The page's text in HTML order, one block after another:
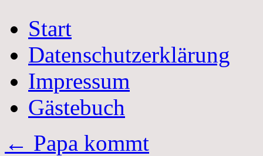
Springe
zum
Start
Datenschutzerklärung
Impressum
Gästebuch
← Papa kommt